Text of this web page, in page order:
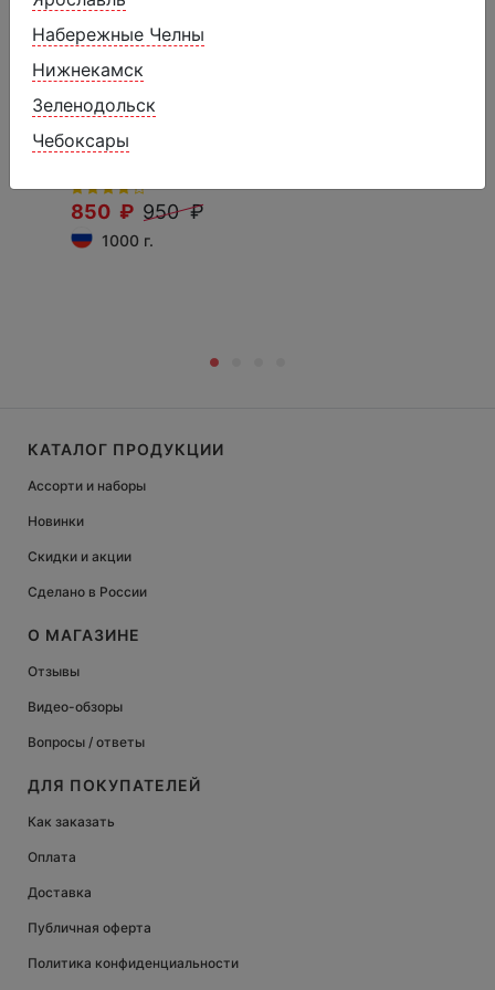
Набережные Челны
Нижнекамск
Зеленодольск
Чебоксары
Пломбир с ароматом ванили и
850 ₽ 950 ₽
1000 г.
КАТАЛОГ ПРОДУКЦИИ
Ассорти и наборы
Новинки
Скидки и акции
Сделано в России
О МАГАЗИНЕ
Отзывы
Видео-обзоры
Вопросы / ответы
ДЛЯ ПОКУПАТЕЛЕЙ
Как заказать
Оплата
Доставка
Публичная оферта
Политика конфиденциальности